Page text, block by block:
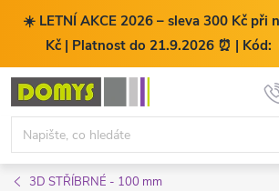
☀️ LETNÍ AKCE 2026 – sleva 300 Kč při
Kč | Platnost do 21.9.2026 ⏰ | Kód:
Přejít
obsah
3D STŘÍBRNÉ - 100 mm